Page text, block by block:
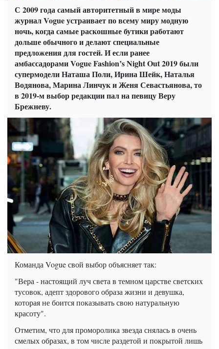
С 2009 года самый авторитетный в мире моды
журнал Vogue устраивает по всему миру модную
ночь, когда самые раскошные бутики работают
дольше обычного и делают специальные
предложения для гостей. И если ранее
амбассадорами Vogue Fashion’s Night Out 2019 были
супермодели Наташа Поли, Ирина Шейк, Наталья
Водянова, Марина Линчук и Женя Севастьянова, то
в 2019-м выбор редакции пал на певицу Веру
Брежневу.
Команда Vogue свой выбор объясняет так:
"Вера - настоящий луч света в темном царстве светских
тусовок, адепт здорового образа жизни и девушка,
которая не боится показывать свою натуральную
красоту".
Отметим, что для проморолика звезда снялась в очень
смелых образах, в том числе раздетой и покрытой лишь